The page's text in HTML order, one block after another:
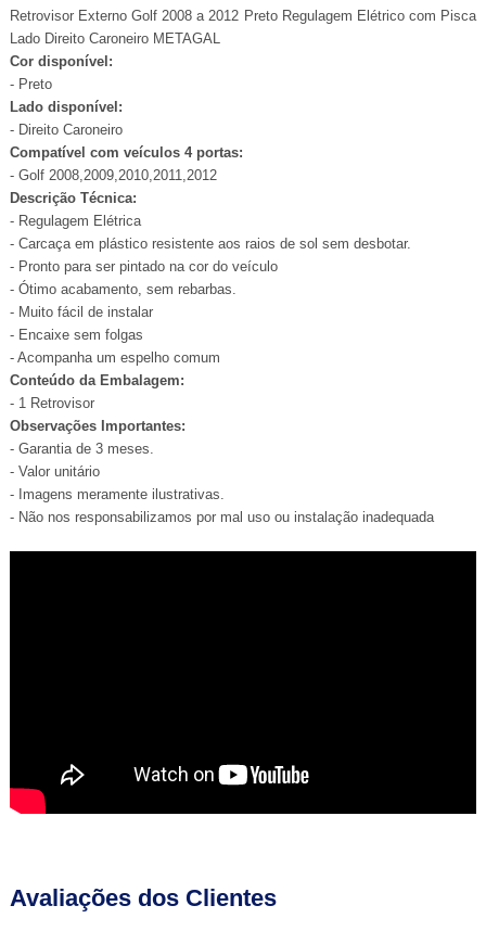
Retrovisor Externo Golf 2008 a 2012 Preto Regulagem Elétrico com Pisca
Lado Direito Caroneiro METAGAL
Cor disponível:
- Preto
Lado disponível:
- Direito Caroneiro
Compatível com veículos 4 portas:
- Golf 2008,2009,2010,2011,2012
Descrição Técnica:
- Regulagem Elétrica
- Carcaça em plástico resistente aos raios de sol sem desbotar.
- Pronto para ser pintado na cor do veículo
- Ótimo acabamento, sem rebarbas.
- Muito fácil de instalar
- Encaixe sem folgas
- Acompanha um espelho comum
Conteúdo da Embalagem:
- 1 Retrovisor
Observações Importantes:
- Garantia de 3 meses.
- Valor unitário
- Imagens meramente ilustrativas.
- Não nos responsabilizamos por mal uso ou instalação inadequada
Avaliações dos Clientes